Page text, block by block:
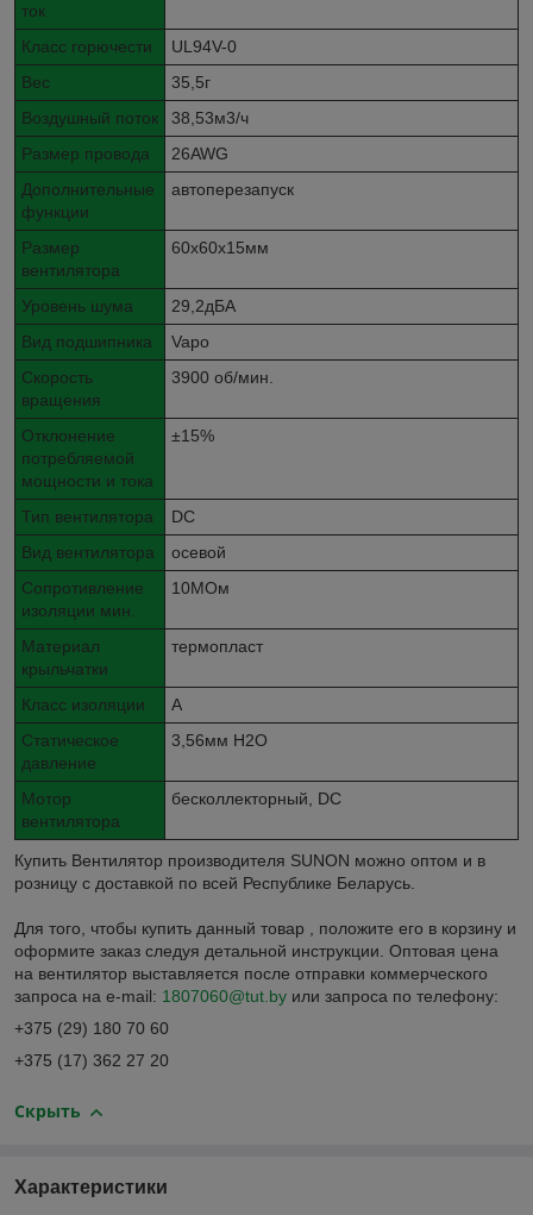
ток
Класс горючести
UL94V-0
Вес
35,5г
Воздушный поток
38,53м3/ч
Размер провода
26AWG
Дополнительные
функции
автоперезапуск
Размер
вентилятора
60x60x15мм
Уровень шума
29,2дБА
Вид подшипника
Vapo
Скорость
вращения
3900 об/мин.
Отклонение
потребляемой
мощности и тока
±15%
Тип вентилятора
DC
Вид вентилятора
осевой
Сопротивление
изоляции мин.
10МОм
Материал
крыльчатки
термопласт
Класс изоляции
A
Статическое
давление
3,56мм H2O
Мотор
вентилятора
бесколлекторный, DC
Купить Вентилятор производителя SUNON можно оптом и в
розницу с доставкой по всей Республике Беларусь.
Для того, чтобы купить данный товар , положите его в корзину и
оформите заказ следуя детальной инструкции. Оптовая цена
на вентилятор выставляется после отправки коммерческого
запроса на e-mail: 1807060@tut.by или запроса по телефону:
+375 (29) 180 70 60
+375 (17) 362 27 20
Скрыть
Характеристики